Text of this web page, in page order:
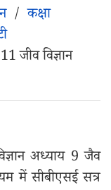
/कक्षा
जीव विज्ञान
अध्याय 9 जैव
में सीबीएसई सत्र